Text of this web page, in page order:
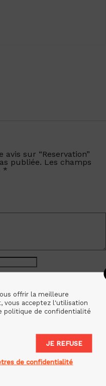
sur “Reservation”
publiée. Les champs
*
et mon site dans le
commentaire.
offrir la meilleure
vous acceptez l'utilisation
politique de confidentialité
JE REFUSE
de confidentialité